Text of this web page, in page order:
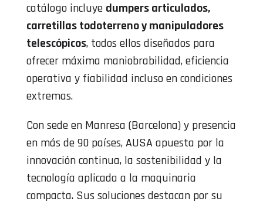
catálogo incluye dumpers articulados,
carretillas todoterreno y manipuladores
telescópicos, todos ellos diseñados para
ofrecer máxima maniobrabilidad, eficiencia
operativa y fiabilidad incluso en condiciones
extremas.
Con sede en Manresa (Barcelona) y presencia
en más de 90 países, AUSA apuesta por la
innovación continua, la sostenibilidad y la
tecnología aplicada a la maquinaria
compacta. Sus soluciones destacan por su